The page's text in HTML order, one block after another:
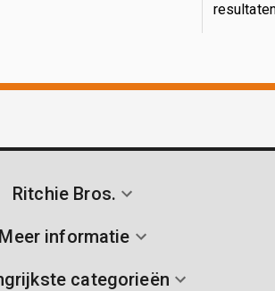
Ritchie Bros.
Meer informatie
categorieën